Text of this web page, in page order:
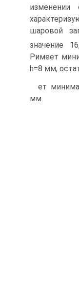
шаровой
значение
Pимеет
h=8 мм,
ет
мм.